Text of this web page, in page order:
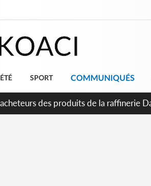
SPORT COMMUNIQUÉS
soldes du 10 au 31 août 2026